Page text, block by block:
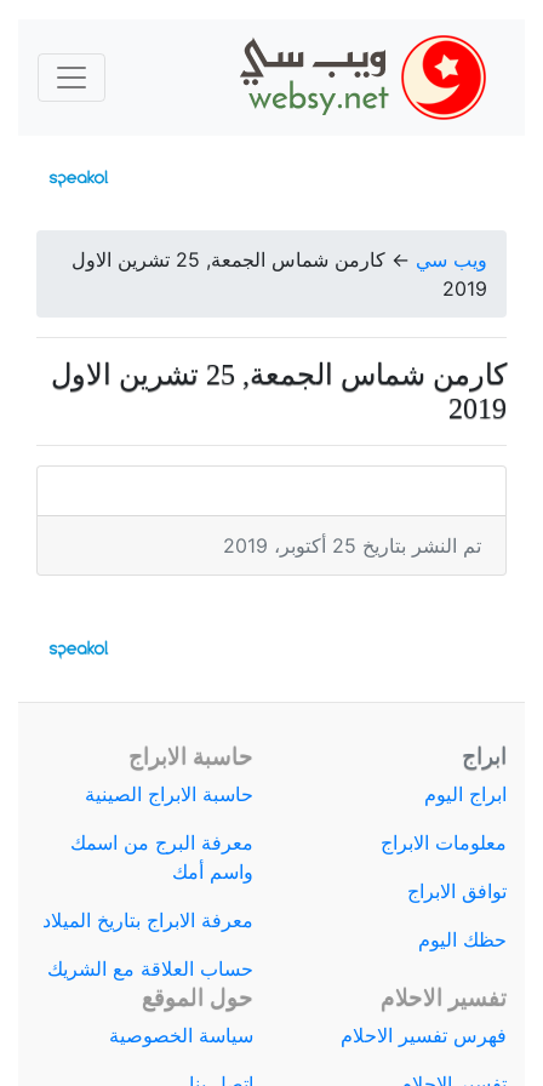
ويب سي ←
كارمن شماس الجمعة, 25 تشرين الاول
2019
كارمن شماس الجمعة, 25 تشرين الاول
2019
تم النشر بتاريخ 25 أكتوبر، 2019
ابراج
ابراج اليوم
معلومات الابراج
توافق الابراج
حظك اليوم
حاسبة الابراج
حاسبة الابراج الصينية
معرفة البرج من اسمك
واسم أمك
معرفة الابراج بتاريخ الميلاد
حساب العلاقة مع الشريك
تفسير الاحلام
فهرس تفسير الاحلام
حول الموقع
سياسة الخصوصية